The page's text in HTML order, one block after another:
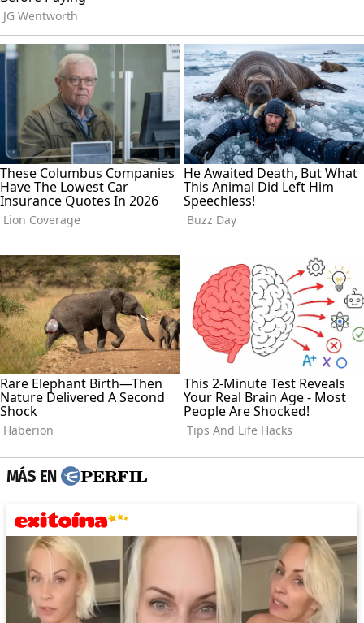
MÁS EN